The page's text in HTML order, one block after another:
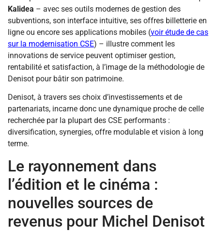
Kalidea – avec ses outils modernes de gestion des
subventions, son interface intuitive, ses offres billetterie en
ligne ou encore ses applications mobiles (voir étude de cas
sur la modernisation CSE) – illustre comment les
innovations de service peuvent optimiser gestion,
rentabilité et satisfaction, à l’image de la méthodologie de
Denisot pour bâtir son patrimoine.
Denisot, à travers ses choix d’investissements et de
partenariats, incarne donc une dynamique proche de celle
recherchée par la plupart des CSE performants :
diversification, synergies, offre modulable et vision à long
terme.
Le rayonnement dans
l’édition et le cinéma :
nouvelles sources de
revenus pour Michel Denisot